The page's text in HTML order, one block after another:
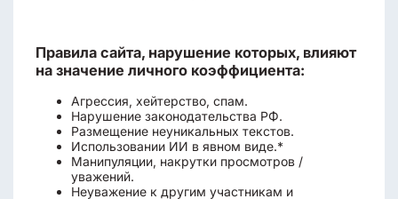
Правила сайта, нарушение которых, влияют
на значение личного коэффициента:
Агрессия, хейтерство, спам.
Нарушение законодательства РФ.
Размещение неуникальных текстов.
Использовании ИИ в явном виде.*
Манипуляции, накрутки просмотров /
уважений.
Неуважение к другим участникам и